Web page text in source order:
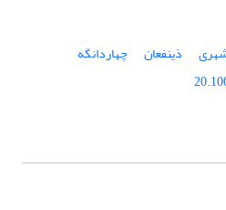
ذینفعان
چهاردانگه